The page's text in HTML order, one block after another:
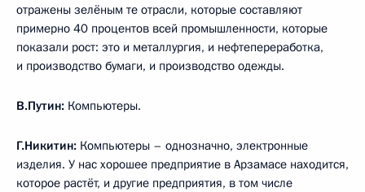
отражены зелёным те отрасли, которые составляют
примерно 40 процентов всей промышленности, которые
показали рост: это и металлургия, и нефтепереработка,
и производство бумаги, и производство одежды.
В.Путин: Компьютеры.
Г.Никитин: Компьютеры – однозначно, электронные
изделия. У нас хорошее предприятие в Арзамасе находится,
которое растёт, и другие предприятия, в том числе